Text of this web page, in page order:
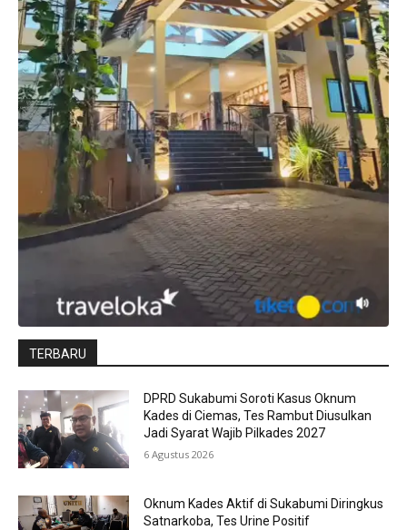
TERBARU
DPRD Sukabumi Soroti Kasus Oknum
Kades di Ciemas, Tes Rambut Diusulkan
Jadi Syarat Wajib Pilkades 2027
6 Agustus 2026
Oknum Kades Aktif di Sukabumi Diringkus
Satnarkoba, Tes Urine Positif